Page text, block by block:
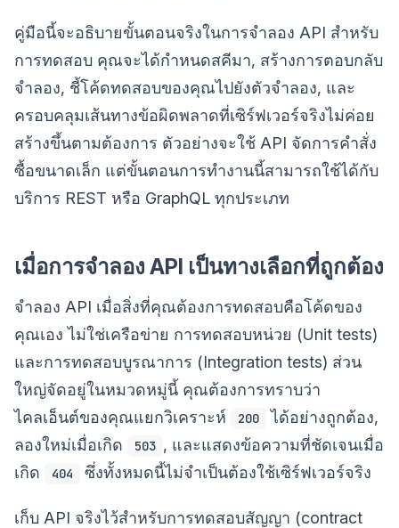
คู่มือนี้จะอธิบายขั้นตอนจริงในการจำลอง API สำหรับ
การทดสอบ คุณจะได้กำหนดสคีมา, สร้างการตอบกลับ
จำลอง, ชี้โค้ดทดสอบของคุณไปยังตัวจำลอง, และ
ครอบคลุมเส้นทางข้อผิดพลาดที่เซิร์ฟเวอร์จริงไม่ค่อย
สร้างขึ้นตามต้องการ ตัวอย่างจะใช้ API จัดการคำสั่ง
ซื้อขนาดเล็ก แต่ขั้นตอนการทำงานนี้สามารถใช้ได้กับ
บริการ REST หรือ GraphQL ทุกประเภท
เมื่อการจำลอง API เป็นทางเลือกที่ถูกต้อง
จำลอง API เมื่อสิ่งที่คุณต้องการทดสอบคือโค้ดของ
คุณเอง ไม่ใช่เครือข่าย การทดสอบหน่วย (Unit tests)
และการทดสอบบูรณาการ (Integration tests) ส่วน
ใหญ่จัดอยู่ในหมวดหมู่นี้ คุณต้องการทราบว่า
ไคลเอ็นต์ของคุณแยกวิเคราะห์
200
ได้อย่างถูกต้อง,
ลองใหม่เมื่อเกิด
503 , และแสดงข้อความที่ชัดเจนเมื่อ
เกิด
404 ซึ่งทั้งหมดนี้ไม่จำเป็นต้องใช้เซิร์ฟเวอร์จริง
เก็บ API จริงไว้สำหรับการทดสอบสัญญา (contract